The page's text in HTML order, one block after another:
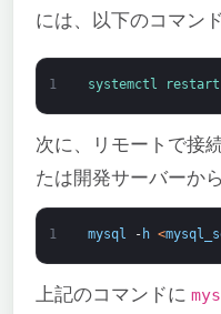
には、以下のコマン
1 systemctl restart
次に、リモートで接
たは開発サーバーか
1 mysql - h <
上記のコマンドに